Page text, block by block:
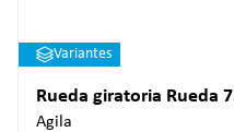
Variantes
Rueda giratoria Rueda
Agila